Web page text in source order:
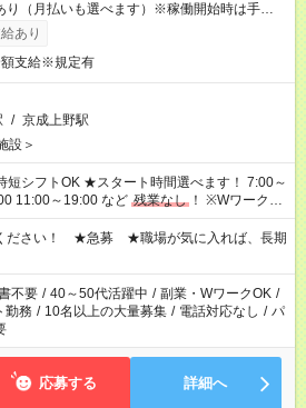
り（月払いも選べます）※稼働開始時は手続き
いとなります。
あり
支給※規定有
/ 京成上野駅
設＞
ト時間選べます！ 7:00～
11:00～19:00 など 残業なし ！ ※Wワークの
と合わせ週40時間超の就業はご案内できませ
、週20時間以上勤務は社会保険への加入対象
派遣法（日雇い派遣の原則禁止）により、
就業はご案内が難しい場合があります
ださい！ ★急募 ★職場が気に入れば、長期
不要 / 40～50代活躍中 / 副業・WワークOK /
勤務 / 10名以上の大量募集 / 電話対応なし / パ
応募する 詳細へ